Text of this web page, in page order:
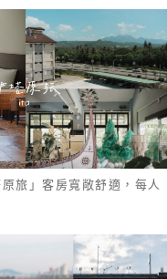
旅」客房寬敞舒適，每人